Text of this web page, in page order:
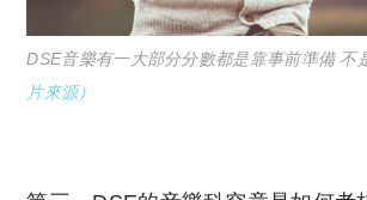
DSE音樂有一大部分分數都是靠事前準備 不
片來源）